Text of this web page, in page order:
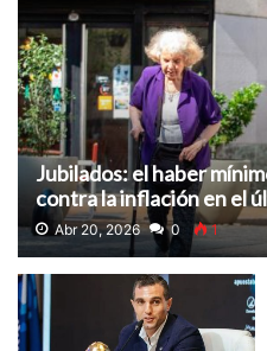
Jubilados: el haber
contra la inflación en el
Abr 20, 2026 0 1